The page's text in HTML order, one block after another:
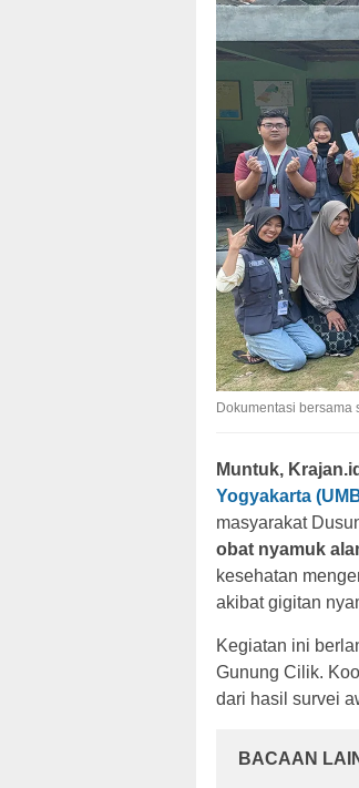
Dokumentasi bersama
Muntuk, Krajan.id
Yogyakarta
masyarakat
obat nyamuk
kesehatan
akibat gigitan
Kegiatan ini
Gunung Cilik.
dari hasil survei
BACAAN